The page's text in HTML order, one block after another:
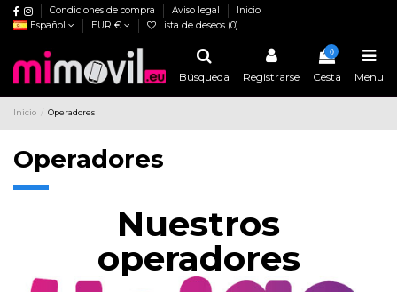
Condiciones de compra Aviso legal
Inicio
Español
EUR € Lista de deseos (0)
Búsqueda Registrarse
0
Cesta Menu
Inicio Operadores
Operadores
Nuestros
operadores